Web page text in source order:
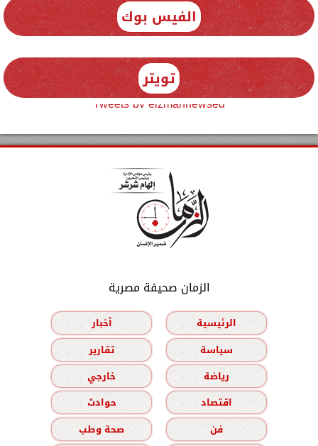
الفيس بوك
تويتر
Tweets by elzmannewseg
الزمان صحيفة مصرية
الرئيسية
أخبار
سياسة
تقارير
رياضة
خارجي
اقتصاد
حوادث
فن
صحة وطب